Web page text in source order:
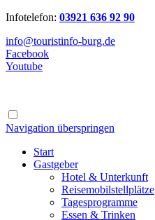
Infotelefon: 03921 636 92 90
info@touristinfo-burg.de
Facebook
Youtube
Navigation überspringen
Start
Gastgeber
Hotel & Unterkunft
Reisemobilstellplätze
Tagesprogramme
Essen & Trinken